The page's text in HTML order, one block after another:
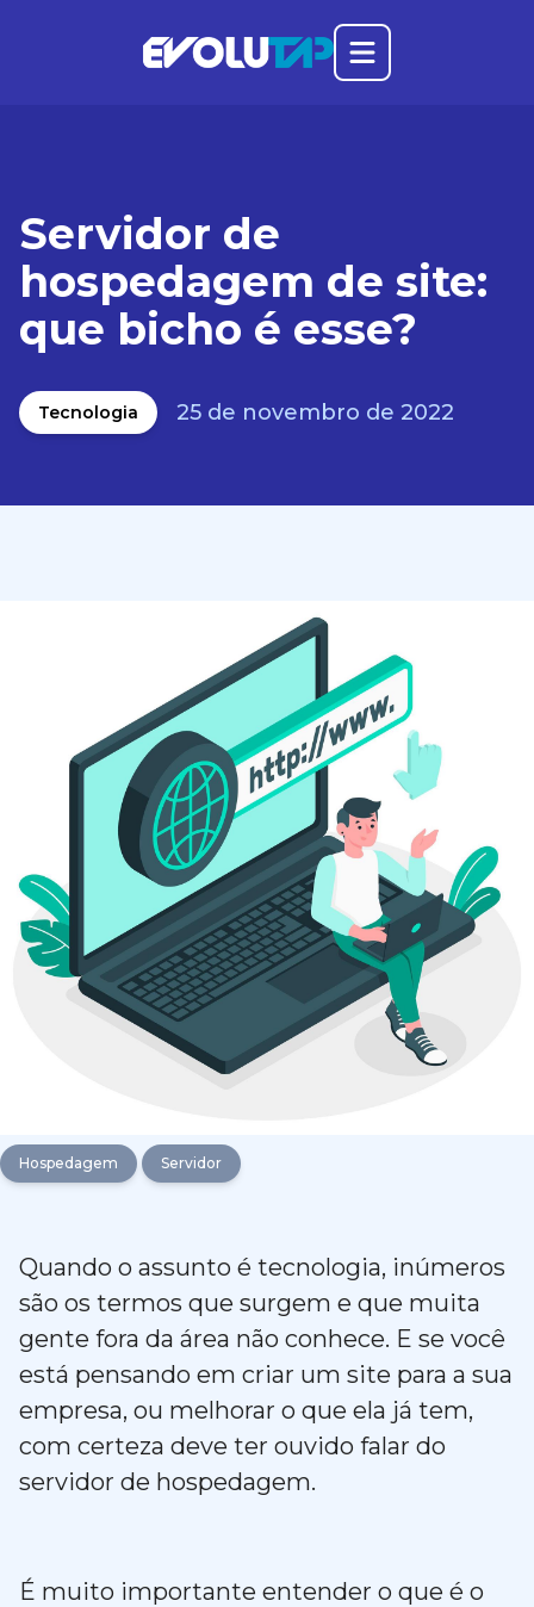
Abrir o menu
Servidor de
hospedagem de site:
que bicho é esse?
Tecnologia 25 de novembro de 2022
Hospedagem Servidor
Quando o assunto é tecnologia, inúmeros
são os termos que surgem e que muita
gente fora da área não conhece. E se você
está pensando em criar um site para a sua
empresa, ou melhorar o que ela já tem,
com certeza deve ter ouvido falar do
servidor de hospedagem.
É muito importante entender o que é o